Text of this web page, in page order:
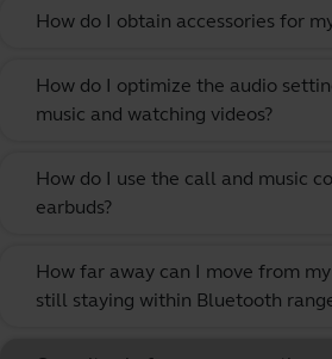
How do I obtain accessories for
How do I optimize the audio
music and watching videos?
How do I use the call and music
earbuds?
How far away can I move from
still staying within Bluetooth